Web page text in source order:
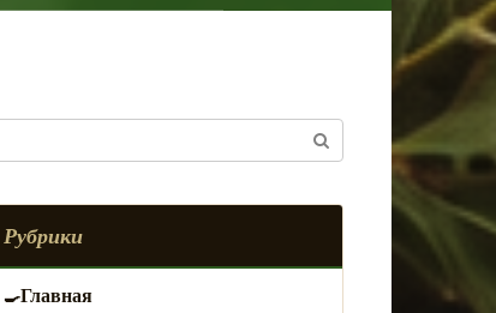
Рубрики
Главная